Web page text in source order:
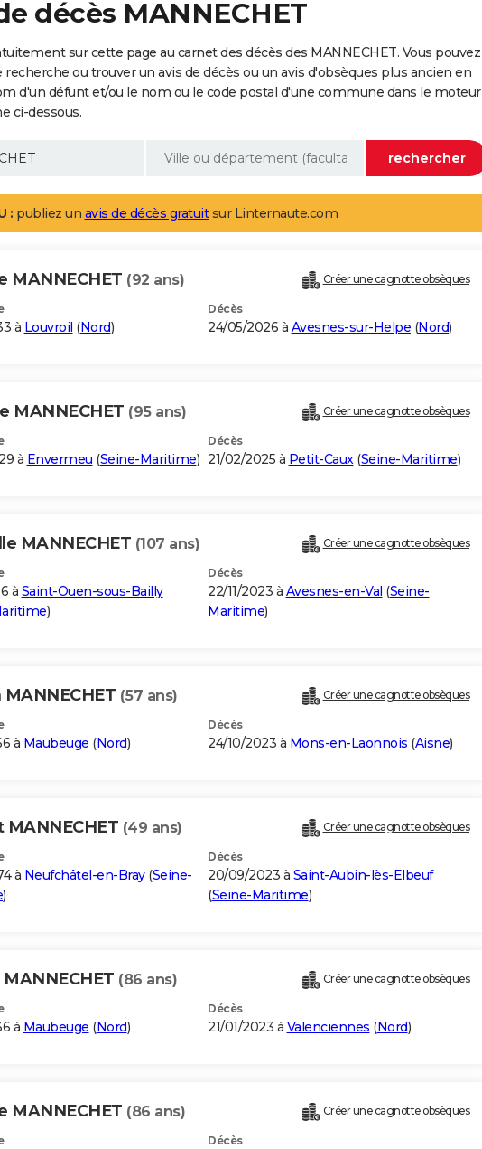
décès MANNECHET
sur cette page au carnet des décès des MANNECHET. Vous pouvez
recherche ou trouver un avis de décès ou un avis d'obsèques plus ancien en
d'un défunt et/ou le nom ou le code postal d'une commune dans le moteur
ci-dessous.
: publiez un avis de décès gratuitsur Linternaute.com
MANNECHET (92 ans) Créer une cagnotte obsèques
à Louvroil (Nord)
Décès
24/05/2026 à Avesnes-sur-Helpe (Nord)
MANNECHET (95 ans) Créer une cagnotte obsèques
à Envermeu (Seine-Maritime)
Décès
21/02/2025 à Petit-Caux(Seine-Maritime)
MANNECHET (107 ans) Créer une cagnotte obsèques
à Saint-Ouen-sous-Bailly
)
Décès
22/11/2023 à Avesnes-en-Val (Seine-
Maritime)
MANNECHET (57 ans) Créer une cagnotte obsèques
à Maubeuge (Nord)
Décès
24/10/2023 à Mons-en-Laonnois (Aisne)
MANNECHET (49 ans) Créer une cagnotte obsèques
à Neufchâtel-en-Bray(Seine-
)
Décès
20/09/2023 à Saint-Aubin-lès-Elbeuf
(Seine-Maritime)
(86 ans) Créer une cagnotte obsèques
à Maubeuge (Nord)
Décès
21/01/2023 à Valenciennes (Nord)
MANNECHET (86 ans) Créer une cagnotte obsèques
Décès